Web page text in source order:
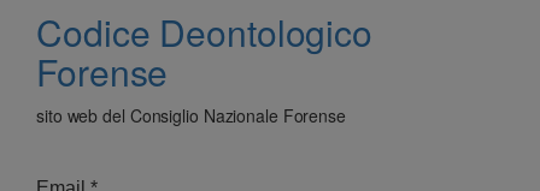
Codice Deontologico
Forense
sito web del Consiglio Nazionale Forense